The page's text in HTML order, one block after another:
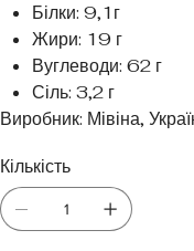
Білки: 9,1г
Жири: 19 г
Вуглеводи: 62 г
Сіль: 3,2 г
Виробник: Мівіна,
Кількість